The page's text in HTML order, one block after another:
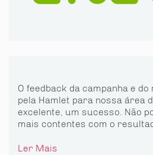
O feedback da campanha e
pela Hamlet para nossa área
excelente, um sucesso. Não
mais contentes com o
Ler Mais